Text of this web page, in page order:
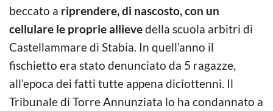
beccato a riprendere, di nascosto, con un
cellulare le proprie allievedella scuola arbitri di
Castellammare di Stabia. In quell’anno il
fischietto era stato denunciato da 5 ragazze,
all’epoca dei fatti tutte appena diciottenni. Il
Tribunale di Torre Annunziata lo ha condannato a